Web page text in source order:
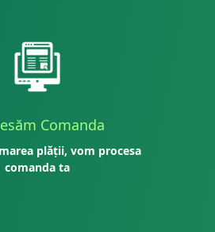
Comanda
plății, vom procesa
comanda ta